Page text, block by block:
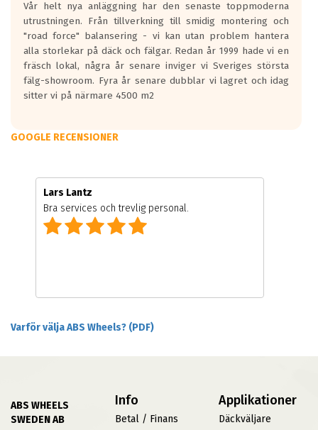
Vår helt nya anläggning har den senaste toppmoderna
utrustningen. Från tillverkning till smidig montering och
"road force" balansering - vi kan utan problem hantera
alla storlekar på däck och fälgar. Redan år 1999 hade vi en
fräsch lokal, några år senare inviger vi Sveriges största
fälg-showroom. Fyra år senare dubblar vi lagret och idag
sitter vi på närmare 4500 m2
GOOGLE RECENSIONER
Lars Lantz
Bra services och trevlig personal.
Varför välja ABS Wheels? (PDF)
ABS WHEELS
SWEDEN AB
Info
Betal / Finans
Applikationer
Däckväljare